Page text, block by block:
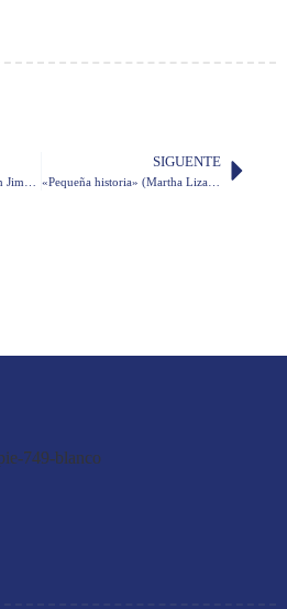
SIGUENTE
«Pequeña historia» (Martha Lizarzaburu)